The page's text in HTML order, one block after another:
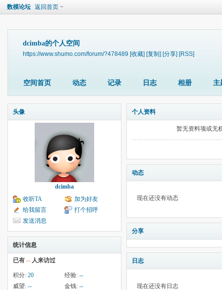
数模论坛 返回首页
dcimba的个人空间
https://www.shumo.com/forum/?478489 [收藏] [复制] [分享] [RSS]
空间首页 动态 记录 日志 相册 主
头像
dcimba
收听TA
加为好友
给我留言
打个招呼
发送消息
统计信息
已有 -- 人来访过
积分: 20 经验: --
威望: -- 金钱: --
个人资料
暂无资料项或无
动态
现在还没有动态
分享
日志
现在还没有日志